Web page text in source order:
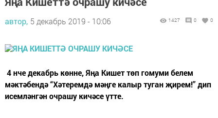
автор, 5 декабрь 2019 - 10:06 1427 0 0
4 нче декабрь көнне, Яңа Кишет төп гомуми белем
мәктәбендә “Хәтеремдә мәңге калыр туган җирем!” дип
исемләнгән очрашу кичәсе үтте.